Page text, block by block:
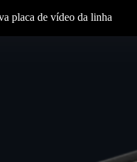
placa de vídeo da linha